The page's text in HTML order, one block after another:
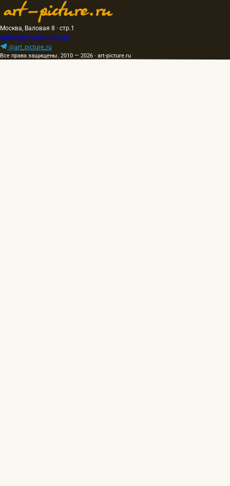
Москва, Валовая 8 · стр.1
artpicture.ru@gmail.com
@art_picture_ru
Все права защищены. 2010 — 2026 · art-picture.ru